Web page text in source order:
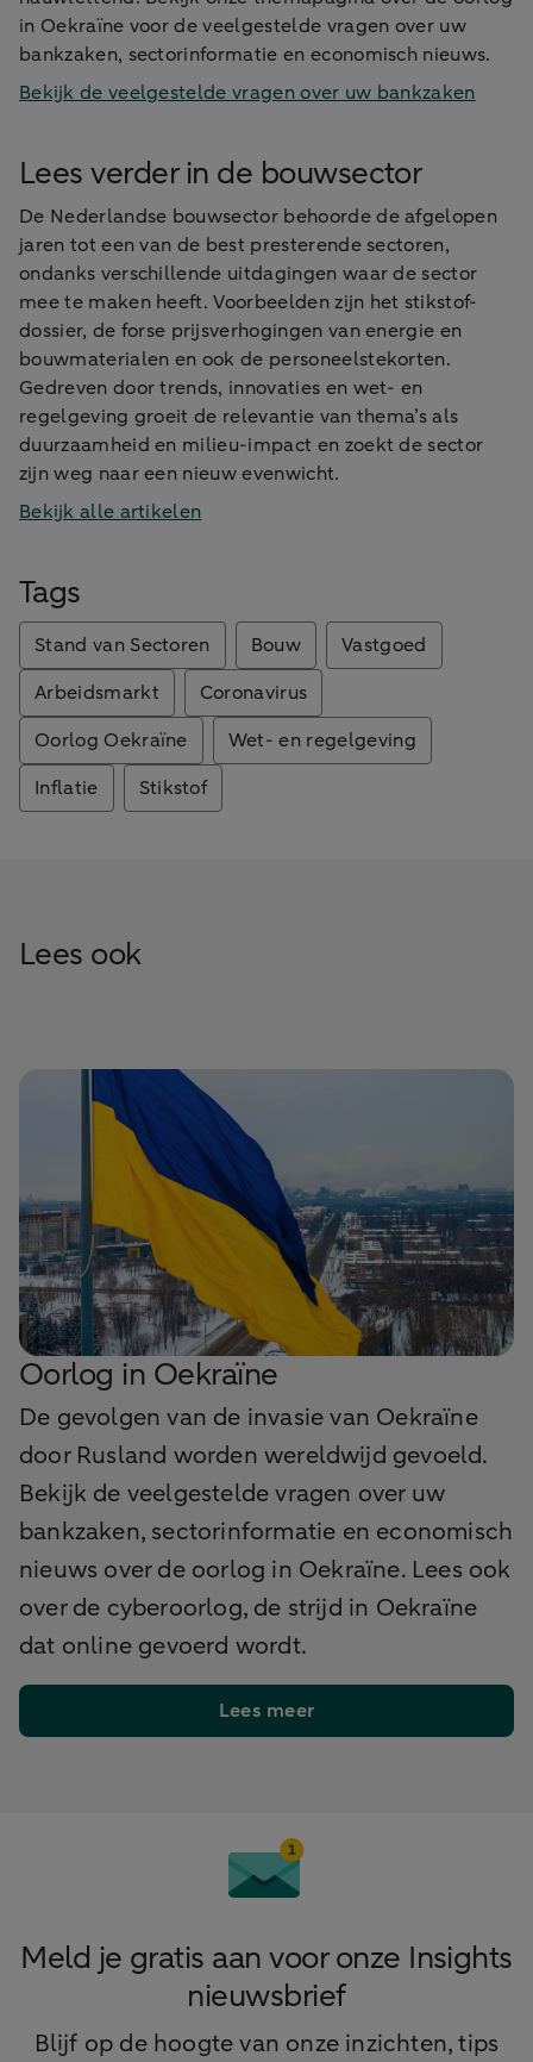
in Oekraïne voor de veelgestelde vragen over uw
bankzaken, sectorinformatie en economisch nieuws.
Bekijk de veelgestelde vragen over uw bankzaken
Lees verder in de bouwsector
De Nederlandse bouwsector behoorde de afgelopen
jaren tot een van de best presterende sectoren,
ondanks verschillende uitdagingen waar de sector
mee te maken heeft. Voorbeelden zijn het stikstof-
dossier, de forse prijsverhogingen van energie en
bouwmaterialen en ook de personeelstekorten.
Gedreven door trends, innovaties en wet- en
regelgeving groeit de relevantie van thema’s als
duurzaamheid en milieu-impact en zoekt de sector
zijn weg naar een nieuw evenwicht.
Bekijk alle artikelen
Tags
Stand van Sectoren Bouw
Vastgoed
Arbeidsmarkt
Coronavirus
Oorlog Oekraïne
Wet- en regelgeving
Inflatie
Stikstof
Lees ook
Oorlog in Oekraïne
De gevolgen van de invasie van Oekraïne
door Rusland worden wereldwijd gevoeld.
Bekijk de veelgestelde vragen over uw
bankzaken, sectorinformatie en economisch
nieuws over de oorlog in Oekraïne. Lees ook
over de cyberoorlog, de strijd in Oekraïne
dat online gevoerd wordt.
Lees meer
Meld je gratis aan voor onze Insights
nieuwsbrief
Blijf op de hoogte van onze inzichten, tips